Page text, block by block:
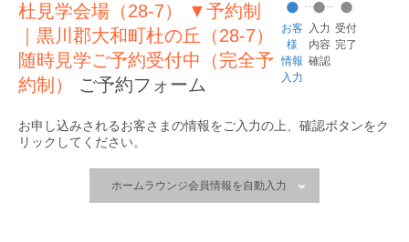
杜見学会場（28-7） ▼予約制
｜黒川郡大和町杜の丘（28-7）
随時見学ご予約受付中（完全予
約制）
ご予約フォーム
お客
様
情報
入力
入力
内容
確認
受付
完了
お申し込みされるお客さまの情報をご入力の上、 確認ボタンをク
リックしてください。
ホームラウンジ会員情報を自動入力